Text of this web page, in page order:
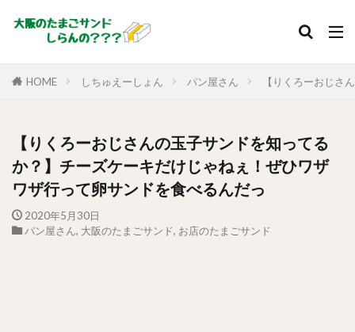
HOME しちゅえーしょん パン屋さん 【りくろーおじさ
【りくろーおじさんの玉子サンドを知ってる
か？】チーズケーキだけじゃねぇ！ぜひワザ
ワザ行って卵サンドを食べるんだっ
2020年5月30日
パン屋さん, 大阪のたまごサンド, お店のたまごサンド